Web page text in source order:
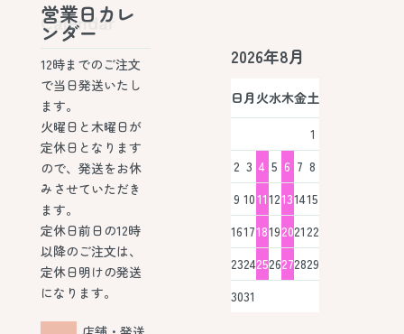
Calendar
営業日カレ
ンダー
12時までのご注文
で当日発送いたし
ます。
火曜日と木曜日が
定休日となります
ので、発送をお休
みさせていただき
ます。
定休日前日の12時
以降のご注文は、
定休日明けの発送
になります。
2026年8月
日月 火水木金土
1
2 3 4 5 6 7 8
9 101112131415
16171819202122
23242526272829
3031